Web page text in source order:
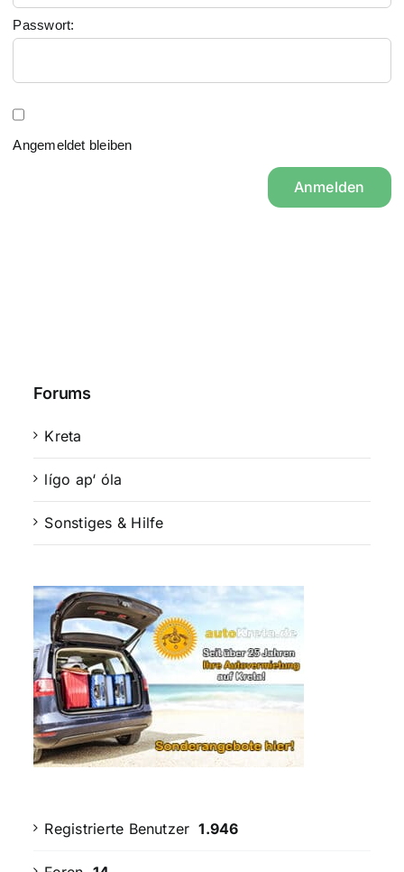
Passwort:
Angemeldet bleiben
Anmelden
Forums
Kreta
lígo ap‘ óla
Sonstiges & Hilfe
Registrierte Benutzer 1.946